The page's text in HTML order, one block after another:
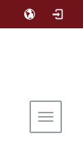
Toggle